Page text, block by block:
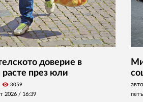
доверие в
расте през юли
visibility 3059
2026 / 16:39